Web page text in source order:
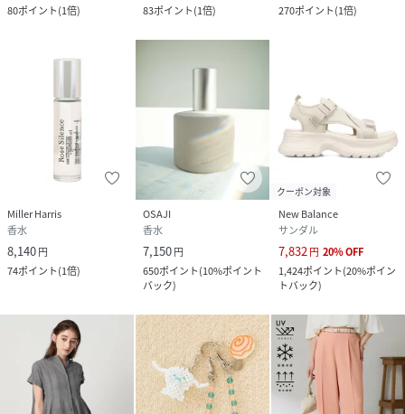
80ポイント(1倍)
83ポイント(1倍)
270ポイント(1倍)
Miller Harris
香水
8,140円
74ポイント(1倍)
OSAJI
香水
7,150円
650ポイント(10%ポイント
バック)
クーポン対象
New Balance
サンダル
7,832円 20%OFF
1,424ポイント(20%ポイン
トバック)